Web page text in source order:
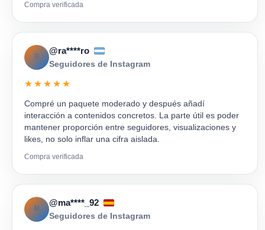
Compra verificada
R
@ra****ro
Seguidores de Instagram
★★★★★
Compré un paquete moderado y después añadí
interacción a contenidos concretos. La parte útil es poder
mantener proporción entre seguidores, visualizaciones y
likes, no solo inflar una cifra aislada.
Compra verificada
M
@ma****_92
Seguidores de Instagram